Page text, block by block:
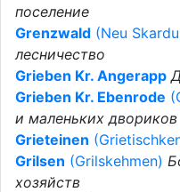
поселение
Grenzwald (Neu
лесничество
Grieben Kr. Angerapp
Grieben Kr. Ebenrode
и маленьких двориков
Grieteinen
Grilsen (Grilskehmen)
хозяйств